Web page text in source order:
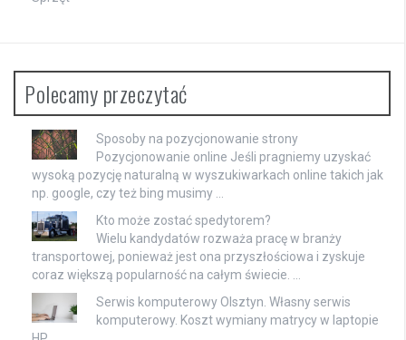
Polecamy przeczytać
Sposoby na pozycjonowanie strony
Pozycjonowanie online Jeśli pragniemy uzyskać
wysoką pozycję naturalną w wyszukiwarkach online takich jak
np. google, czy też bing musimy …
Kto może zostać spedytorem?
Wielu kandydatów rozważa pracę w branży
transportowej, ponieważ jest ona przyszłościowa i zyskuje
coraz większą popularność na całym świecie. …
Serwis komputerowy Olsztyn. Własny serwis
komputerowy. Koszt wymiany matrycy w laptopie